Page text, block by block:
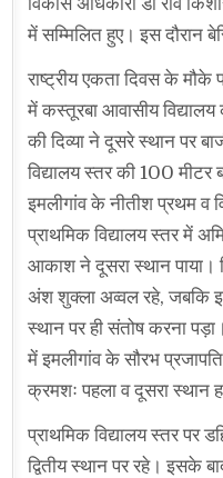
में सम्मिलित हुए। इस दौरान
राष्ट्रीय एकता दिवस के
में कस्तूरबा आवासीय
की दिव्या ने दूसरे स्थान पर
विद्यालय स्तर की 100 मीटर
इमलीगांव के नीतीश प्रथम व
प्राथमिक विद्यालय स्तर में
आकाश ने दूसरा स्थान पाया।
अंश शुक्ला अव्वल रहे, जबकि
स्थान पर ही संतोष करना
में इमलीगांव के सौरभ
क्रमशः पहला व दूसरा स्थान
प्राथमिक विद्यालय स्तर पर
द्वितीय स्थान पर रहे। इसके